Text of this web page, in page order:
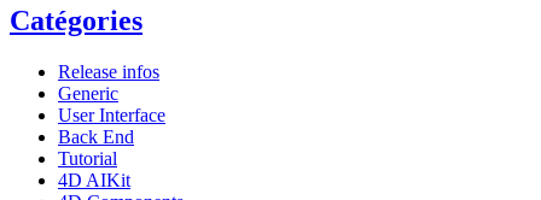
Catégories
Release infos
Generic
User Interface
Back End
Tutorial
4D AIKit